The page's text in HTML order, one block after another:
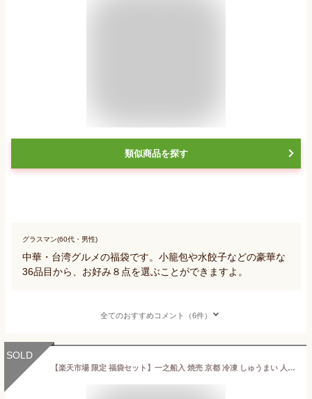
類似商品を探す
グラスマン(60代・男性)
中華・台湾グルメの福袋です。小籠包や水餃子などの豪華な
36品目から、お好み８点を選ぶことができますよ。
全てのおすすめコメント（6件）
SOLD
【楽天市場 限定 福袋セット】一之船入 焼売 京都 冷凍 しゅうまい 人気 売れ筋 点心 中華 中華惣菜 ギフト お歳暮 餃子 肉まん お買い得 豚まん 中華街 贈り物 送料無料 プレゼント おすすめ お歳暮 調理済み お取り寄せグルメ 誕生日 スーパーセール ブラックフライデー